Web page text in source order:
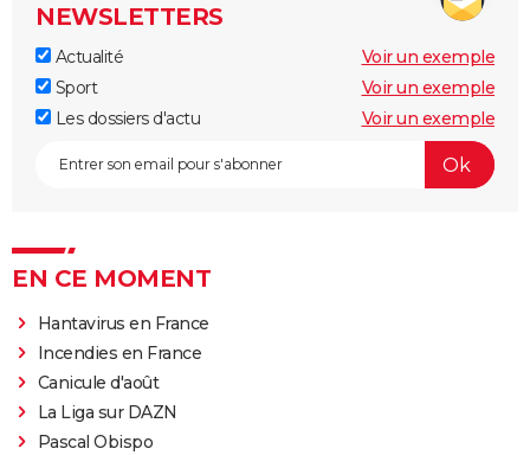
NEWSLETTERS
Actualité
Voir un exemple
Sport
Voir un exemple
Les dossiers d'actu
Voir un exemple
EN CE MOMENT
Hantavirus en France
Incendies en France
Canicule d'août
La Liga sur DAZN
Pascal Obispo